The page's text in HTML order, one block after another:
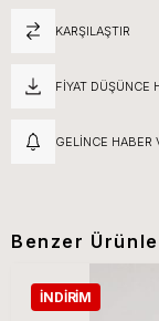
KARŞILAŞTIR
FIYAT DÜŞÜNCE
GELINCE HABER
Benzer
İNDIRIM